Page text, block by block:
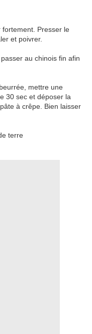
fortement. Presser le
et poivrer.
au chinois fin afin
mettre une
30 sec et déposer la
à crêpe. Bien laisser